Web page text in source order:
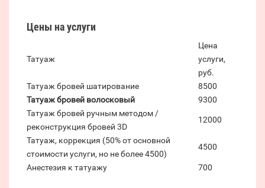
Цены на услуги
Татуаж
Цена
услуги,
руб.
Татуаж бровей шатирование
8500
Татуаж бровей волосковый
9300
Татуаж бровей ручным методом /
реконструкция бровей 3D
12000
Татуаж, коррекция (50% от основной
стоимости услуги, но не более 4500)
4500
Анестезия к татуажу 700